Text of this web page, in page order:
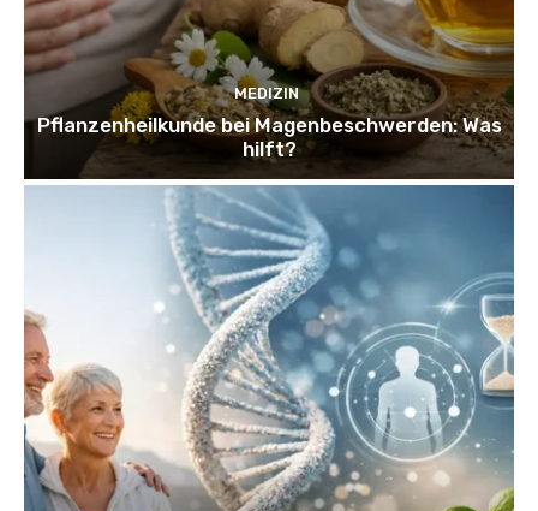
MEDIZIN
Pflanzenheilkunde bei Magenbeschwerden: Was
hilft?